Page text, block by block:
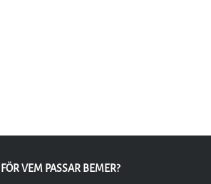
FÖR VEM PASSAR BEMER?